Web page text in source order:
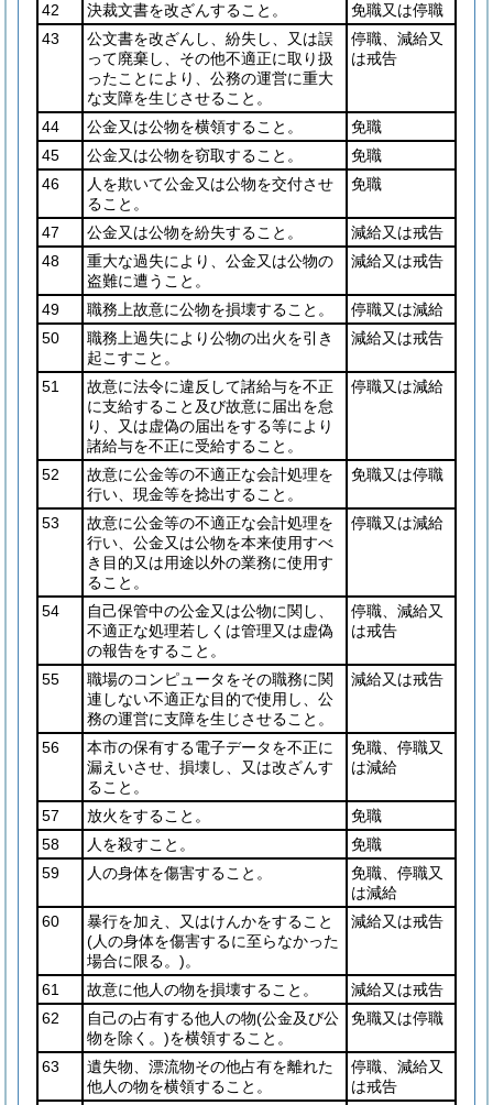
42 決裁文書を改ざんすること。
免職又は停職
43
公文書を改ざんし、紛失し、又は誤
って廃棄し、その他不適正に取り扱
ったことにより、公務の運営に重大
な支障を生じさせること。
停職、減給又
は戒告
44 公金又は公物を横領すること。
免職
45
公金又は公物を窃取すること。
免職
46
人を欺いて公金又は公物を交付させ
ること。
免職
47 公金又は公物を紛失すること。
減給又は戒告
48
重大な過失により、公金又は公物の
盗難に遭うこと。
減給又は戒告
49 職務上故意に公物を損壊すること。
停職又は減給
50
職務上過失により公物の出火を引き
起こすこと。
減給又は戒告
51
故意に法令に違反して諸給与を不正
に支給すること及び故意に届出を怠
り、又は虚偽の届出をする等により
諸給与を不正に受給すること。
停職又は減給
52
故意に公金等の不適正な会計処理を
行い、現金等を捻出すること。
免職又は停職
53
故意に公金等の不適正な会計処理を
行い、公金又は公物を本来使用すべ
き目的又は用途以外の業務に使用す
ること。
停職又は減給
54
自己保管中の公金又は公物に関し、
不適正な処理若しくは管理又は虚偽
の報告をすること。
停職、減給又
は戒告
55
職場のコンピュータをその職務に関
連しない不適正な目的で使用し、公
務の運営に支障を生じさせること。
減給又は戒告
56
本市の保有する電子データを不正に
漏えいさせ、損壊し、又は改ざんす
ること。
免職、停職又
は減給
57 放火をすること。
免職
58
人を殺すこと。
免職
59
人の身体を傷害すること。
免職、停職又
は減給
60
暴行を加え、又はけんかをすること
(人の身体を傷害するに至らなかった
場合に限る。)。
減給又は戒告
61 故意に他人の物を損壊すること。
減給又は戒告
62
自己の占有する他人の物(公金及び公
物を除く。)を横領すること。
免職又は停職
63
遺失物、漂流物その他占有を離れた
他人の物を横領すること。
停職、減給又
は戒告